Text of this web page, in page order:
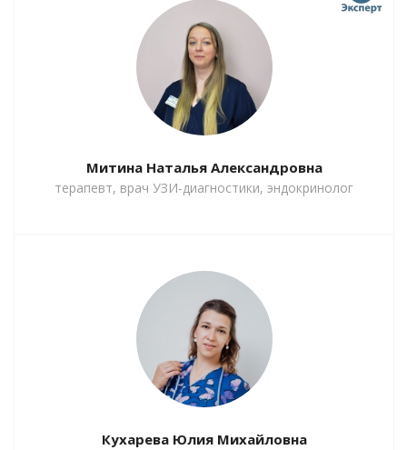
Митина Наталья Александровна
терапевт, врач УЗИ-диагностики, эндокринолог
Кухарева Юлия Михайловна